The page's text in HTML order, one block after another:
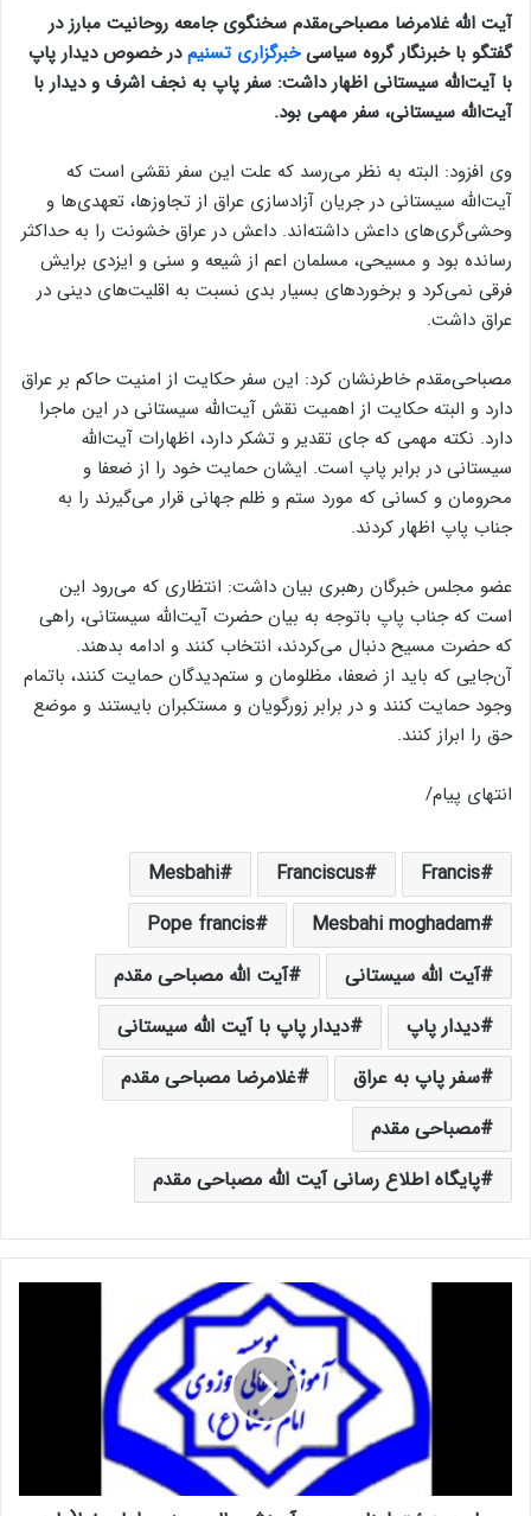
آیت الله غلامرضا مصباحی‌مقدم سخنگوی جامعه روحانیت مبارز در
گفتگو با خبرنگار گروه سیاسیخبرگزاری تسنیمدر خصوص دیدار پاپ
با آیت‌الله سیستانی اظهار داشت: سفر پاپ به نجف اشرف و دیدار با
آیت‌الله سیستانی، سفر مهمی بود.
وی افزود: البته به نظر می‌رسد که علت این سفر نقشی است که
آیت‌الله سیستانی در جریان آزادسازی عراق از تجاوزها، تعهدی‌‌ها و
وحشی‌گری‌های داعش داشته‌اند. داعش در عراق خشونت را به حداکثر
رسانده بود و مسیحی، مسلمان اعم از شیعه و سنی و ایزدی برایش
فرقی نمی‌کرد و برخوردهای بسیار بدی نسبت به اقلیت‌های دینی در
عراق داشت.
مصباحی‌مقدم خاطرنشان کرد: این سفر حکایت از امنیت حاکم بر عراق
دارد و البته حکایت از اهمیت نقش آیت‌الله سیستانی در این ماجرا
دارد. نکته مهمی که جای تقدیر و تشکر دارد، اظهارات آیت‌الله
سیستانی در برابر پاپ است. ایشان حمایت خود را از ضعفا و
محرومان و کسانی که مورد ستم و ظلم جهانی قرار می‌گیرند را به
جناب پاپ اظهار کردند.
عضو مجلس خبرگان رهبری بیان داشت: انتظاری که می‌رود این
است که جناب پاپ باتوجه به بیان حضرت آیت‌الله سیستانی، راهی
که حضرت مسیح دنبال می‌کردند، انتخاب کنند و ادامه بدهند.
آن‌جایی که باید از ضعفا، مظلومان و ستم‌دیدگان حمایت کنند، باتمام
وجود حمایت کنند و در برابر زورگویان و مستکبران بایستند و موضع
حق را ابراز کنند.
انتهای پیام/
Francis
Franciscus
Mesbahi
Mesbahi moghadam
Pope francis
آیت الله سیستانی
آیت الله مصباحی مقدم
دیدار پاپ
دیدار پاپ با آیت الله سیستانی
سفر پاپ به عراق
غلامرضا مصباحی مقدم
مصباحی مقدم
پایگاه اطلاع رسانی آیت الله مصباحی مقدم
ا